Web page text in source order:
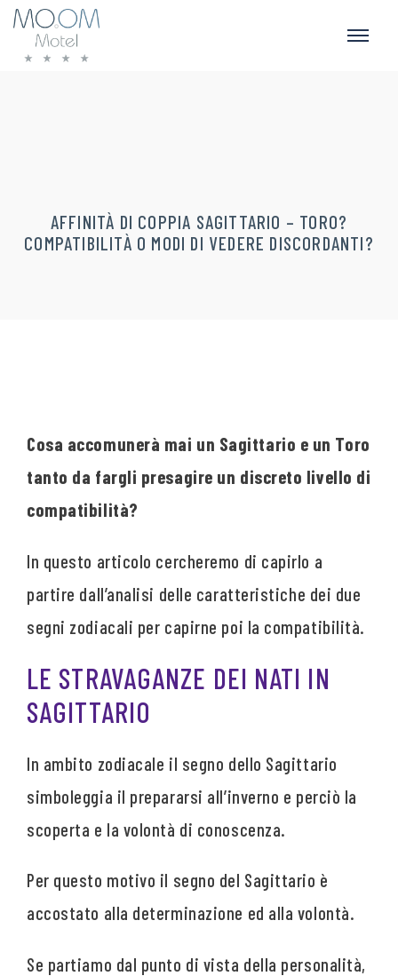
AFFINITÀ DI COPPIA SAGITTARIO – TORO?
COMPATIBILITÀ O MODI DI VEDERE DISCORDANTI?
Cosa accomunerà mai un Sagittario e un Toro
tanto da fargli presagire un discreto livello di
compatibilità?
In questo articolo cercheremo di capirlo a
partire dall’analisi delle caratteristiche dei due
segni zodiacali per capirne poi la compatibilità.
LE STRAVAGANZE DEI NATI IN
SAGITTARIO
In ambito zodiacale il segno dello Sagittario
simboleggia il prepararsi all’inverno e perciò la
scoperta e la volontà di conoscenza.
Per questo motivo il segno del Sagittario è
accostato alla determinazione ed alla volontà.
Se partiamo dal punto di vista della personalità,